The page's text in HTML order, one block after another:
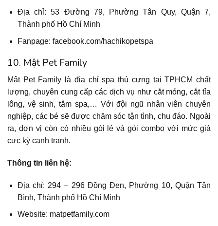
Địa chỉ: 53 Đường 79, Phường Tân Quy, Quận 7,
Thành phố Hồ Chí Minh
Fanpage: facebook.com/hachikopetspa
10. Mật Pet Family
Mật Pet Family là địa chỉ spa thú cưng tại TPHCM chất
lượng, chuyên cung cấp các dịch vụ như cắt móng, cắt tỉa
lông, vệ sinh, tắm spa,… Với đội ngũ nhân viên chuyên
nghiệp, các bé sẽ được chăm sóc tận tình, chu đáo. Ngoài
ra, đơn vị còn có nhiều gói lẻ và gói combo với mức giá
cực kỳ cạnh tranh.
Thông tin liên hệ:
Địa chỉ: 294 – 296 Đồng Đen, Phường 10, Quận Tân
Bình, Thành phố Hồ Chí Minh
Website: matpetfamily.com